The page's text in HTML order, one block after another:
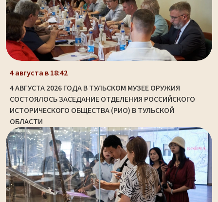
4 августа в 18:42
4 АВГУСТА 2026 ГОДА В ТУЛЬСКОМ МУЗЕЕ ОРУЖИЯ
СОСТОЯЛОСЬ ЗАСЕДАНИЕ ОТДЕЛЕНИЯ РОССИЙСКОГО
ИСТОРИЧЕСКОГО ОБЩЕСТВА (РИО) В ТУЛЬСКОЙ
ОБЛАСТИ